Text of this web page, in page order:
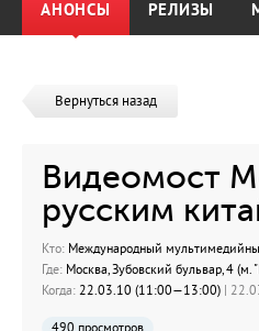
АНОНСЫ РЕЛИЗЫ
Вернуться назад
Видеомост
русским
Кто: Международный
Где: Москва, Зубовский бульвар, 4 (м.
Когда: 22.03.10 (11:00—13:00) |
490 просмотров